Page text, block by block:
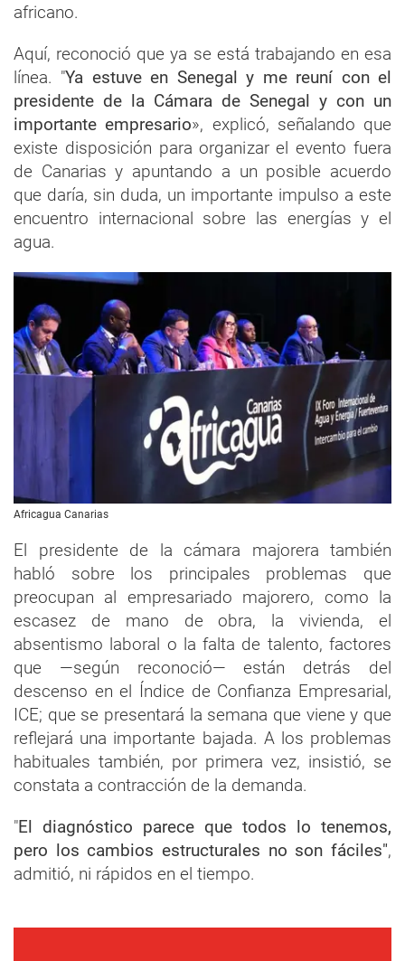
africano.
Aquí, reconoció que ya se está trabajando en esa
línea. "Ya estuve en Senegal y me reuní con el
presidente de la Cámara de Senegal y con un
importante empresario», explicó, señalando que
existe disposición para organizar el evento fuera
de Canarias y apuntando a un posible acuerdo
que daría, sin duda, un importante impulso a este
encuentro internacional sobre las energías y el
agua.
Africagua Canarias
El presidente de la cámara majorera también
habló sobre los principales problemas que
preocupan al empresariado majorero, como la
escasez de mano de obra, la vivienda, el
absentismo laboral o la falta de talento, factores
que —según reconoció— están detrás del
descenso en el Índice de Confianza Empresarial,
ICE; que se presentará la semana que viene y que
reflejará una importante bajada. A los problemas
habituales también, por primera vez, insistió, se
constata a contracción de la demanda.
"El diagnóstico parece que todos lo tenemos,
pero los cambios estructurales no son fáciles",
admitió, ni rápidos en el tiempo.